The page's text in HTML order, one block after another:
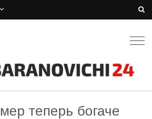
теперь богаче